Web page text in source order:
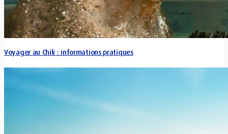
Voyager au Chili : informations pratiques